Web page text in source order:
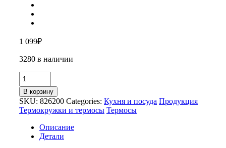
1 099₽
3280 в наличии
Количество
товара
Термос
«Сибирь»
В корзину
SKU: 826200 Categories: Кухня и посуда Продукция
Термокружки и термосы Термосы
Описание
Детали